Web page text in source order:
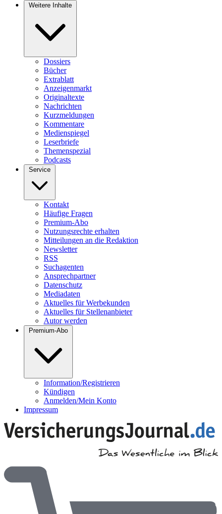
Weitere Inhalte
Dossiers
Bücher
Extrablatt
Anzeigenmarkt
Originaltexte
Nachrichten
Kurzmeldungen
Kommentare
Medienspiegel
Leserbriefe
Themenspezial
Podcasts
Service
Kontakt
Häufige Fragen
Premium-Abo
Nutzungsrechte erhalten
Mitteilungen an die Redaktion
Newsletter
RSS
Suchagenten
Ansprechpartner
Datenschutz
Mediadaten
Aktuelles für Werbekunden
Aktuelles für Stellenanbieter
Autor werden
Premium-Abo
Information/Registrieren
Kündigen
Anmelden/Mein Konto
Impressum